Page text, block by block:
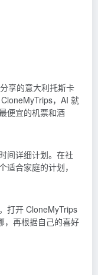
享的意大利托斯卡
，AI 就
便宜的机票和酒
间详细计划。在社
适合家庭的计划，
打开 CloneMyTrips
，再根据自己的喜好